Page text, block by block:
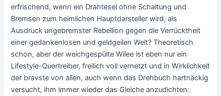
erfrischend, wenn ein Drahtesel ohne Schaltung und
Bremsen zum heimlichen Hauptdarsteller wird, als
Ausdruck ungebremster Rebellion gegen die Verrücktheit
einer gedankenlosen und geldgeilen Welt? Theoretisch
schon, aber der weichgespülte Wilee ist eben nur ein
Lifestyle-Quertreiber, freilich voll vernetzt und in Wirklichkeit
der bravste von allen, auch wenn das Drehbuch hartnäckig
versucht, ihm immer wieder das Gleiche anzudichten: